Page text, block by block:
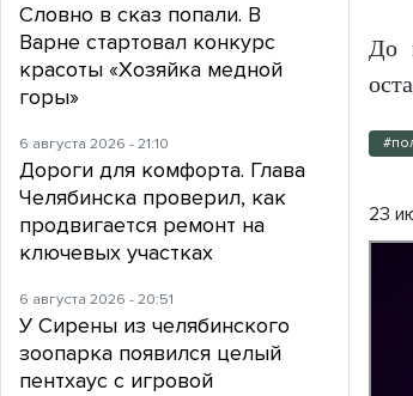
До
23
Словно в сказ попали. В
Варне стартовал конкурс
красоты «Хозяйка медной
горы»
6 августа 2026 - 21:10
Дороги для комфорта. Глава
Челябинска проверил, как
продвигается ремонт на
ключевых участках
6 августа 2026 - 20:51
У Сирены из челябинского
зоопарка появился целый
пентхаус с игровой